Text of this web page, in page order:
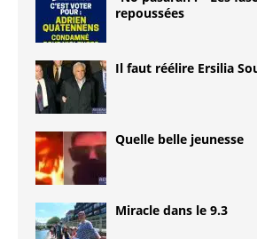
repoussées
Il faut réélire Ersilia
Quelle belle jeunesse
Miracle dans le 9.3